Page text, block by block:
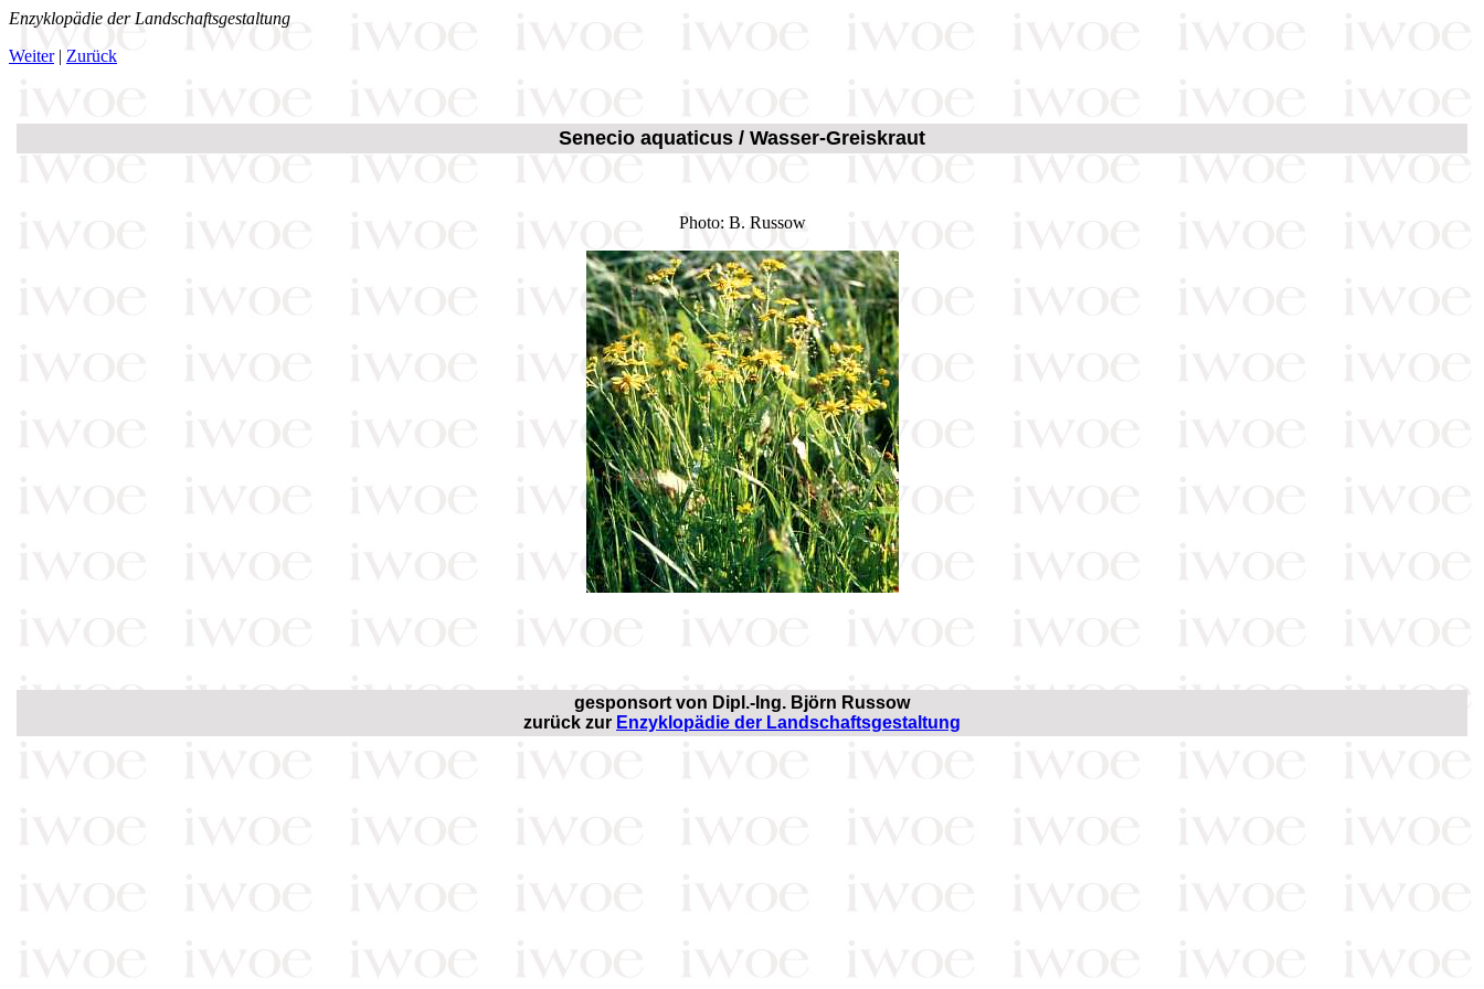
Enzyklopädie der Landschaftsgestaltung
Weiter| Zurück
Senecio aquaticus / Wasser-Greiskraut
Photo: B. Russow
gesponsort von Dipl.-Ing. Björn Russow
zurück zur Enzyklopädie der Landschaftsgestaltung